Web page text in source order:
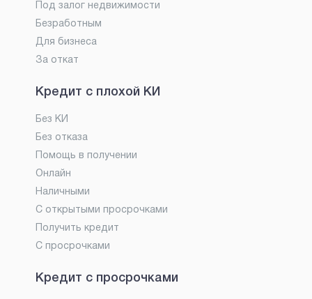
Под залог недвижимости
Безработным
Для бизнеса
За откат
Кредит с плохой КИ
Без КИ
Без отказа
Помощь в получении
Онлайн
Наличными
С открытыми просрочками
Получить кредит
С просрочками
Кредит с просрочками